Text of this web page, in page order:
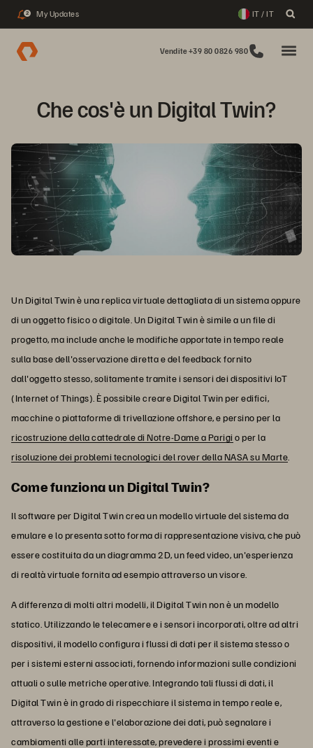
2 My Updates IT / IT
Vendite +39 80 0826 980
Che cos'è un Digital Twin?
Un Digital Twin è una replica virtuale dettagliata di un sistema oppure
di un oggetto fisico o digitale. Un Digital Twin è simile a un file di
progetto, ma include anche le modifiche apportate in tempo reale
sulla base dell'osservazione diretta e del feedback fornito
dall'oggetto stesso, solitamente tramite i sensori dei dispositivi IoT
(Internet of Things). È possibile creare Digital Twin per edifici,
macchine o piattaforme di trivellazione offshore, e persino per la
ricostruzione della cattedrale di Notre-Dame a Parigi o per la
risoluzione dei problemi tecnologici del rover della NASA su Marte
Come funziona un Digital Twin?
Il software per Digital Twin crea un modello virtuale del sistema da
emulare e lo presenta sotto forma di rappresentazione visiva, che può
essere costituita da un diagramma 2D, un feed video, un'esperienza
di realtà virtuale fornita ad esempio attraverso un visore.
A differenza di molti altri modelli, il Digital Twin non è un modello
statico. Utilizzando le telecamere e i sensori incorporati, oltre ad altri
dispositivi, il modello configura i flussi di dati per il sistema stesso o
per i sistemi esterni associati, fornendo informazioni sulle condizioni
attuali o sulle metriche operative. Integrando tali flussi di dati, il
Digital Twin è in grado di rispecchiare il sistema in tempo reale e,
attraverso la gestione e l'elaborazione dei dati, può segnalare i
cambiamenti alle parti interessate, prevedere i prossimi eventi e